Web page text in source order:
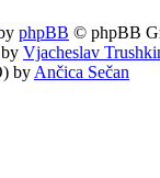
phpBB © phpBB
Vjacheslav
by Ančica Sečan